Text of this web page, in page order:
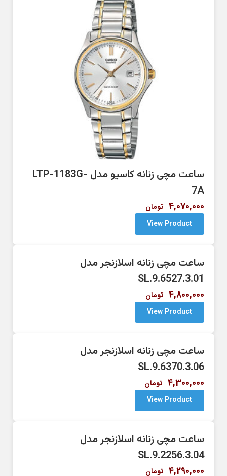
ساعت مچی زنانه کاسیو مدل LTP-1183G-
7A
4,070,000 تومان
View Product
ساعت مچی زنانه اسلازنجر مدل
SL.9.6527.3.01
4,800,000 تومان
View Product
ساعت مچی زنانه اسلازنجر مدل
SL.9.6370.3.06
4,300,000 تومان
View Product
ساعت مچی زنانه اسلازنجر مدل
SL.9.2256.3.04
4,290,000 تومان